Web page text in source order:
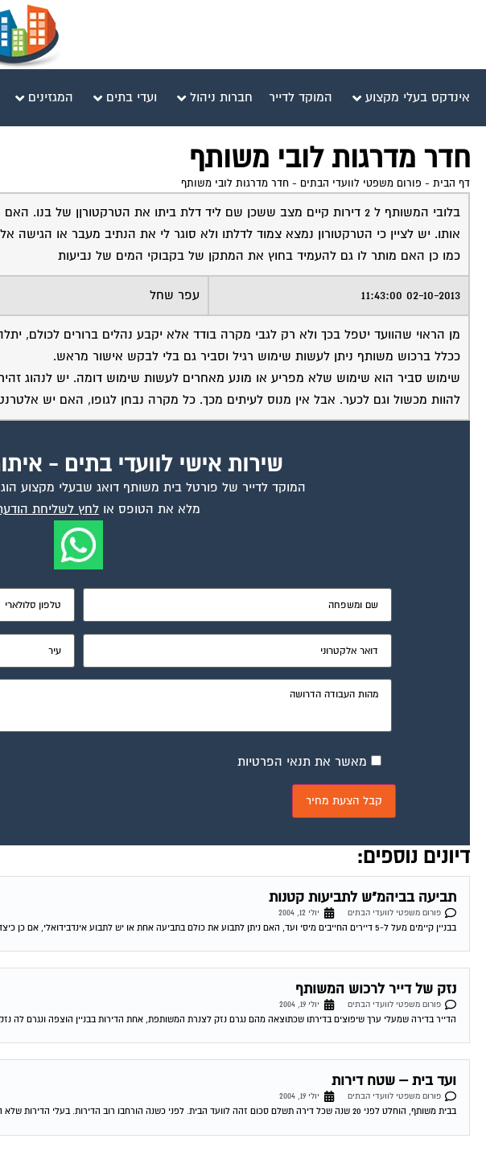
אינדקס בעלי מקצוע המוקד לדייר חברות ניהול ועדי בתים המגזינים
חדר מדרגות לובי משותף
דף הבית - פורום משפטי לוועדי הבתים - חדר מדרגות לובי משותף
בלובי המשותף ל 2 דירות קיים מצב ששכן שם ליד דלת ביתו את הטרקטורןן של
אותו. יש לציין כי הטרקטורון נמצא צמוד לדלתו ולא סוגר לי את הנתיב מעבר או הגישה
כמו כן האם מותר לו גם להעמיד בחוץ את המתקן של בקבוקי המים של נביעות
02-10-2013 11:43:00 עפר שחל
מן הראוי שהוועד יטפל בכך ולא רק לגבי מקרה בודד אלא יקבע נהלים ברורים לכולם,
ככלל ברכוש משותף ניתן לעשות שימוש רגיל וסביר גם בלי לבקש אישור מראש.
שימוש סביר הוא שימוש שלא מפריע או מונע מאחרים לעשות שימוש דומה. יש לנהוג
להוות מכשול וגם לכער. אבל אין מנוס לעיתים מכך. כל מקרה נבחן לגופו, האם יש
שירות אישי לוועדי בתים -
המוקד לדייר של פורטל בית משותף דואג שבעלי מקצוע
מלא את הטופס אולחץ לשליחת
מאשר את תנאי הפרטיות
דיונים נוספים:
תביעה בביהמ"ש לתביעות קטנות
פורום משפטי לוועדי הבתים
יולי 12, 2004
בבניין קיימים מעל ל-5 דיירים החייבים מיסי ועד, האם ניתן לתבוע את כולם בתביעה אחת או יש לתבוע אינדבידואלי, אם כן כיצד זה ניתן לבצוע...
נזק של דייר לרכוש המשותף
פורום משפטי לוועדי הבתים
יולי 19, 2004
הדייר בדירה שמעלי ערך שיפוצים בדירתו שכתוצאה מהם נגרם נזק לצנרת המשותפת, אחת הדירות בבניין הוצפה ונגרם לה
ועד בית – שטח דירות
פורום משפטי לוועדי הבתים
יולי 19, 2004
בבית משותף, הוחלט לפני 20 שנה שכל דירה תשלם סכום זהה לוועד הבית. לפני כשנה הורחבו רוב הדירות. בעלי הדירות שלא הורחבו דורשים לשלם ע"פ...